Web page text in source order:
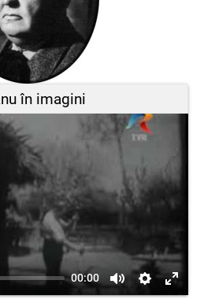
în imagini
00:00